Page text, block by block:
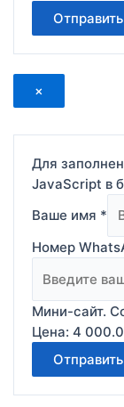
×
Для
JavaScript в
Ваше имя *
Номер
Мини-сайт.
Цена: 4